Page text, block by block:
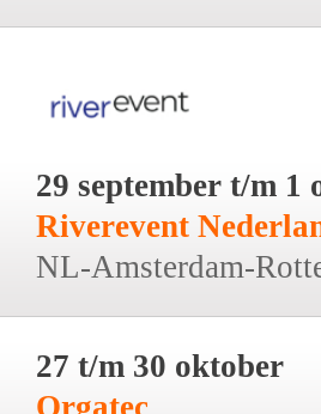
29 september t/m 1
Riverevent
NL-Amsterdam-
27 t/m 30 oktober
Orgatec